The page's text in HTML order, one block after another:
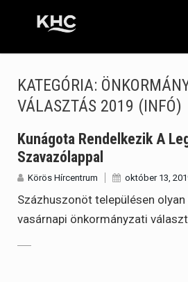
KATEGÓRIA:
VÁLASZTÁS 2019 (INFÓ)
Kunágota Rendelkezik A
Szavazólappal
Körös Hírcentrum október 13,
Százhuszonöt településen
vasárnapi önkormányzati